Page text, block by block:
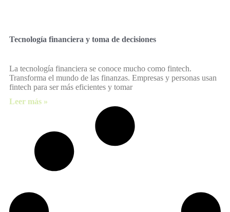
Tecnología financiera y toma de decisiones
La tecnología financiera se conoce mucho como fintech.
Transforma el mundo de las finanzas. Empresas y personas usan
fintech para ser más eficientes y tomar
Leer más »